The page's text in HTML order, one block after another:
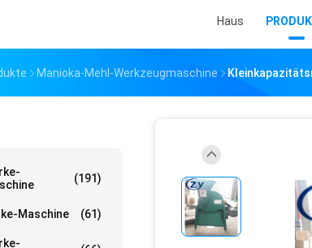
Haus
Manioka-Mehl-Werkzeugmaschine
(191)
Maschine (61)